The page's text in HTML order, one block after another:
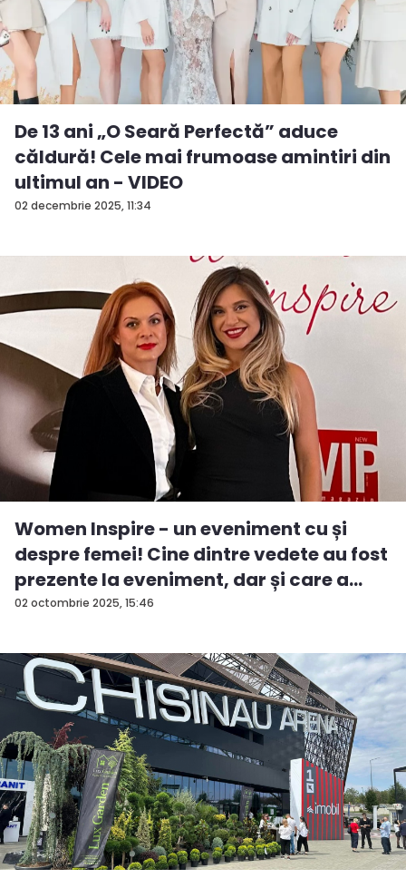
02 decembrie 2025, 11:34
De 13 ani „O Seară Perfectă” aduce
căldură! Cele mai frumoase amintiri din
ultimul an - VIDEO
02 octombrie 2025, 15:46
Women Inspire - un eveniment cu și
despre femei! Cine dintre vedete au fost
prezente la eveniment, dar și care a
fos...